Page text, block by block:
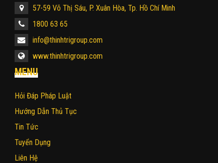
57-59 Võ Thị Sáu, P. Xuân Hòa, Tp. Hồ Chí Minh
1800 63 65
info@thinhtrigroup.com
www.thinhtrigroup.com
MENU
Hỏi Đáp Pháp Luật
Hướng Dẫn Thủ Tục
Tin Tức
Tuyển Dụng
Liên Hệ